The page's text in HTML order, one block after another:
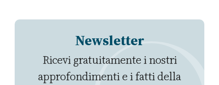
Newsletter
Ricevi gratuitamente i nostri
approfondimenti e i fatti della